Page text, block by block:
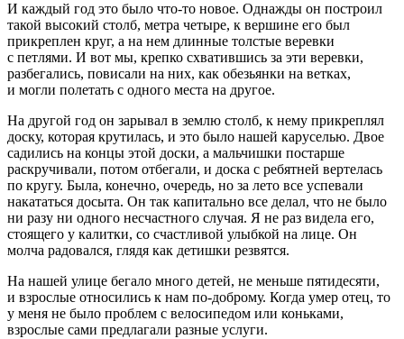
И каждый год это было что-то новое. Однажды он построил
такой высокий столб, метра четыре, к вершине его был
прикреплен круг, а на нем длинные толстые веревки
с петлями. И вот мы, крепко схватившись за эти веревки,
разбегались, повисали на них, как обезьянки на ветках,
и могли полетать с одного места на другое.
На другой год он зарывал в землю столб, к нему прикреплял
доску, которая крутилась, и это было нашей каруселью. Двое
садились на концы этой доски, а мальчишки постарше
раскручивали, потом отбегали, и доска с ребятней вертелась
по кругу. Была, конечно, очередь, но за лето все успевали
накататься досыта. Он так капитально все делал, что не было
ни разу ни одного несчастного случая. Я не раз видела его,
стоящего у калитки, со счастливой улыбкой на лице. Он
молча радовался, глядя как детишки резвятся.
На нашей улице бегало много детей, не меньше пятидесяти,
и взрослые относились к нам по-доброму. Когда умер отец, то
у меня не было проблем с велосипедом или коньками,
взрослые сами предлагали разные услуги.